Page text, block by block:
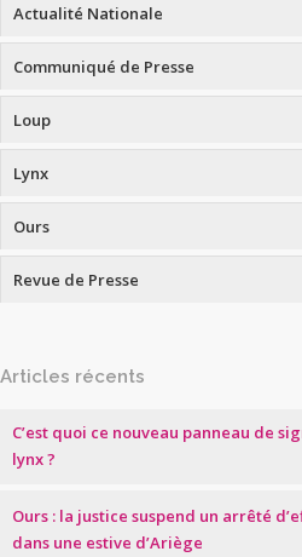
Actualité Nationale
Communiqué de Presse
Loup
Lynx
Ours
Revue de Presse
Articles récents
C’est quoi ce nouveau panneau de
lynx ?
Ours : la justice suspend un arrêté
dans une estive d’Ariège